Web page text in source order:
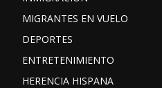
MIGRANTES EN VUELO
DEPORTES
ENTRETENIMIENTO
HERENCIA HISPANA